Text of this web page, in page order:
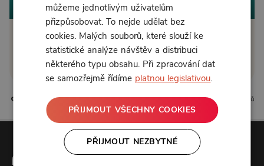
Klikněte pro odemčení
nebo sepřihlaste
1 líbí 0 komentářů
můžeme jednotlivým uživatelům
přizpůsobovat. To nejde udělat bez
cookies. Malých souborů, které slouží ke
statistické analýze návštěv a distribuci
některého typu obsahu. Při zpracování dat
se samozřejmě řídíme platnou legislativou.
PŘIJMOUT VŠECHNY COOKIES
PŘIJMOUT NEZBYTNÉ